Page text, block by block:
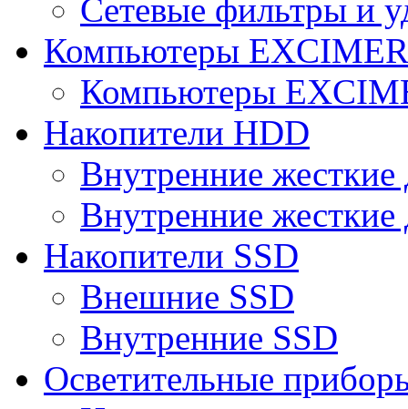
Сетевые фильтры и
Компьютеры
Компьютеры
Накопители HDD
Внутренние
Внутренние
Накопители SSD
Внешние SSD
Внутренние SSD
Осветительные